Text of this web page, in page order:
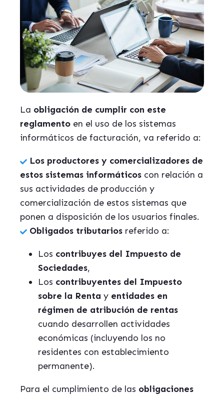
La obligación de cumplir con este
reglamento en el uso de los sistemas
informáticos de facturación, va referido a:
Los productores y comercializadores de
estos sistemas informáticos con relación a
sus actividades de producción y
comercialización de estos sistemas que
ponen a disposición de los usuarios finales.
Obligados tributarios referido a:
Los contribuyes del Impuesto de
Sociedades,
Los contribuyentes del Impuesto
sobre la Renta y entidades en
régimen de atribución de rentas
cuando desarrollen actividades
económicas (incluyendo los no
residentes con establecimiento
permanente).
Para el cumplimiento de las obligaciones